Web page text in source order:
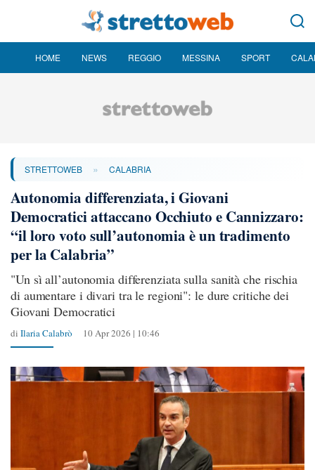
HOME NEWS REGGIO MESSINA SPORT
STRETTOWEB » CALABRIA
Autonomia differenziata, i Giovani
Democratici attaccano Occhiuto e Cannizzaro:
“il loro voto sull’autonomia è un tradimento
per la Calabria”
"Un sì all’autonomia differenziata sulla sanità che rischia
di aumentare i divari tra le regioni": le dure critiche dei
Giovani Democratici
di Ilaria Calabrò 10 Apr 2026 | 10:46